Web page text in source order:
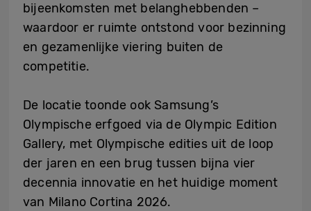
bijeenkomsten met belanghebbenden –
waardoor er ruimte ontstond voor bezinning
en gezamenlijke viering buiten de
competitie.
De locatie toonde ook Samsung’s
Olympische erfgoed via de Olympic Edition
Gallery, met Olympische edities uit de loop
der jaren en een brug tussen bijna vier
decennia innovatie en het huidige moment
van Milano Cortina 2026.